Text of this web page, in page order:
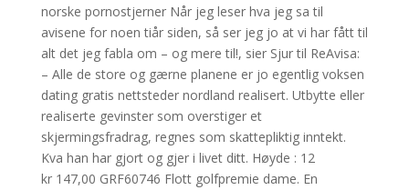
norske pornostjerner Når jeg leser hva jeg sa til
avisene for noen tiår siden, så ser jeg jo at vi har fått til
alt det jeg fabla om – og mere til!, sier Sjur til ReAvisa:
– Alle de store og gærne planene er jo egentlig voksen
dating gratis nettsteder nordland realisert. Utbytte eller
realiserte gevinster som overstiger et
skjermingsfradrag, regnes som skattepliktig inntekt.
Kva han har gjort og gjer i livet ditt. Høyde : 12
kr 147,00 GRF60746 Flott golfpremie dame. En